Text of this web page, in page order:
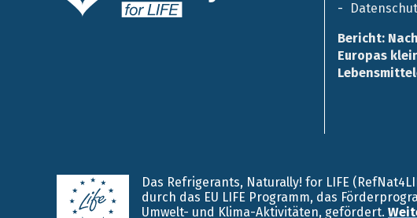
Bericht:
Europas
Das Refrigerants, Naturally! for LIFE
durch das EU LIFE Programm, das
Umwelt- und Klima-Aktivitäten, gefördert.